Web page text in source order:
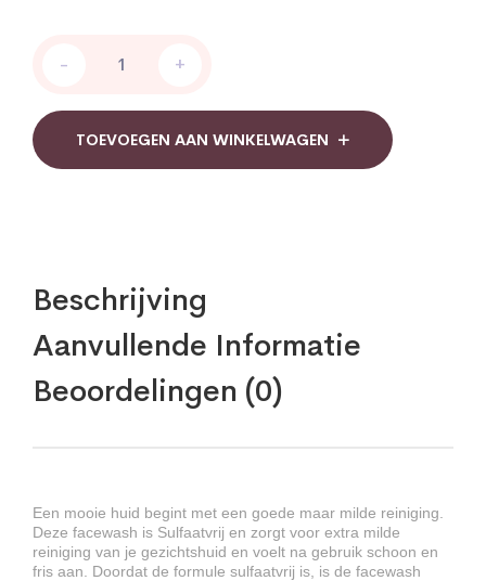
Facewash
quantity
- +
TOEVOEGEN AAN WINKELWAGEN
Beschrijving
Aanvullende Informatie
Beoordelingen (0)
Een mooie huid begint met een goede maar milde reiniging.
Deze facewash is Sulfaatvrij en zorgt voor extra milde
reiniging van je gezichtshuid en voelt na gebruik schoon en
fris aan. Doordat de formule sulfaatvrij is, is de facewash